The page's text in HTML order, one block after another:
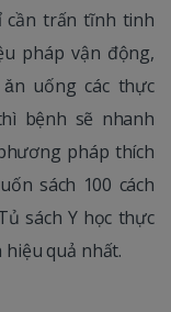
cần trấn tĩnh tinh
pháp vận động,
uống các thực
bệnh sẽ nhanh
pháp thích
sách 100 cách
sách Y học thực
quả nhất.